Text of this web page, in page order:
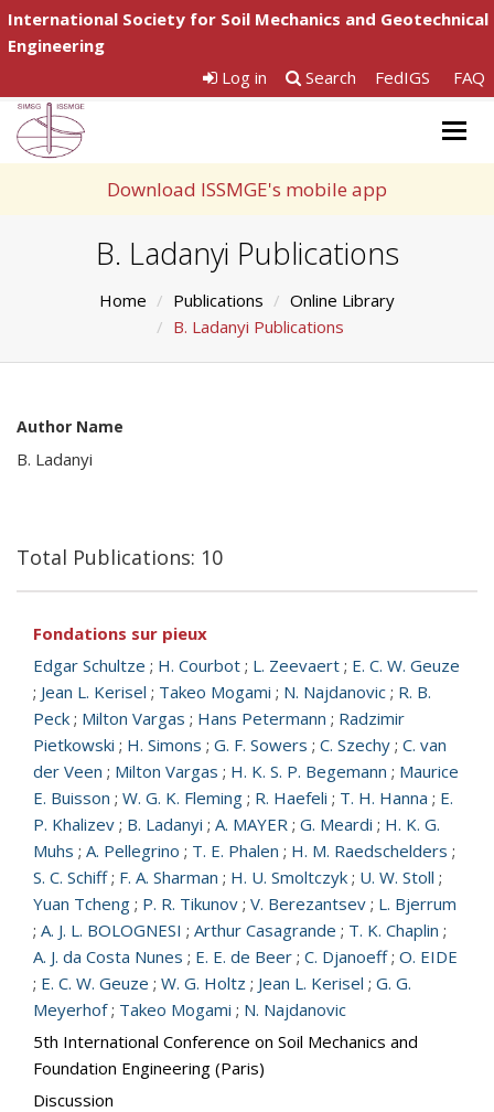
International Society for Soil Mechanics and Geotechnical
Engineering
Log in
Search FedIGS FAQ
Download ISSMGE's mobile app
B. Ladanyi Publications
Home Publications
Online Library
B. Ladanyi Publications
Author Name
B. Ladanyi
Total Publications: 10
Fondations sur pieux
Edgar Schultze ; H. Courbot ; L. Zeevaert ; E. C. W. Geuze
; Jean L. Kerisel ; Takeo Mogami ; N. Najdanovic ; R. B.
Peck ; Milton Vargas ; Hans Petermann ; Radzimir
Pietkowski ; H. Simons ; G. F. Sowers ; C. Szechy ; C. van
der Veen ; Milton Vargas ; H. K. S. P. Begemann ; Maurice
E. Buisson ; W. G. K. Fleming ; R. Haefeli ; T. H. Hanna ; E.
P. Khalizev ; B. Ladanyi ; A. MAYER ; G. Meardi ; H. K. G.
Muhs ; A. Pellegrino ; T. E. Phalen ; H. M. Raedschelders ;
S. C. Schiff; F. A. Sharman ; H. U. Smoltczyk ; U. W. Stoll ;
Yuan Tcheng ; P. R. Tikunov ; V. Berezantsev ; L. Bjerrum
; A. J. L. BOLOGNESI ; Arthur Casagrande ; T. K. Chaplin ;
A. J. da Costa Nunes ; E. E. de Beer ; C. Djanoeff; O. EIDE
; E. C. W. Geuze ; W. G. Holtz ; Jean L. Kerisel ; G. G.
Meyerhof; Takeo Mogami ; N. Najdanovic
5th International Conference on Soil Mechanics and
Foundation Engineering (Paris)
Discussion